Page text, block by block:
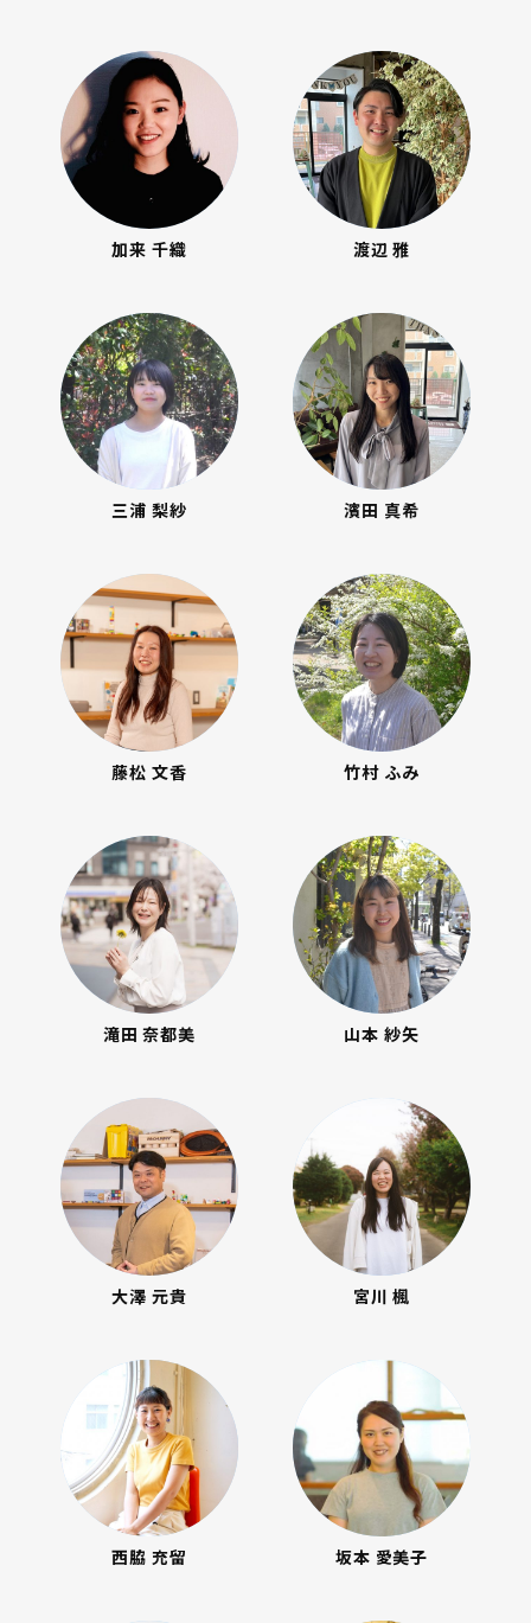
加来 千織 渡辺 雅
三浦 梨紗 濱田 真希
藤松 文香 竹村 ふみ
滝田 奈都美 山本 紗矢
大澤 元貴 宮川 楓
西脇 充留 坂本 愛美子